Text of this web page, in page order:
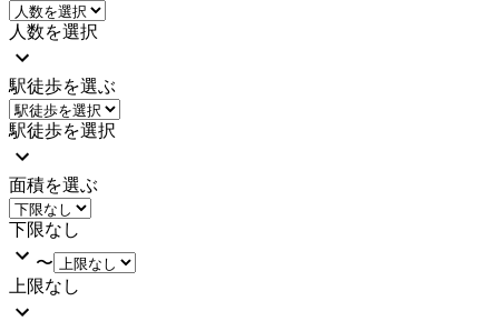
人数を選択
駅徒歩を選ぶ
駅徒歩を選択
面積を選ぶ
下限なし
〜
上限なし